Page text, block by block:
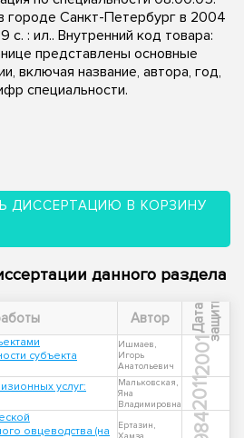
городе Санкт-Петербург в 2004
с. : ил.. Внутренний код товара:
представлены основные
включая название, автора, год,
специальности.
ДИССЕРТАЦИЮ В КОРЗИНУ
данного раздела
Автор Д
а
т
а
з
а
щ
и
т ы
субъекта
Ишмаев,
Игорь
Анатольевич
2001
услуг:
Мальковская,
Яна
Владимировна
2011
овцеводства (на
Ертазин,